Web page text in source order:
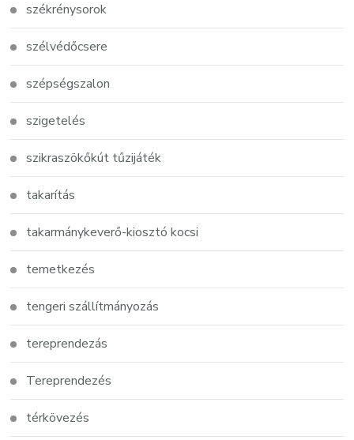
székrénysorok
szélvédőcsere
szépségszalon
szigetelés
szikraszökőkút tűzijáték
takarítás
takarmánykeverő-kiosztó kocsi
temetkezés
tengeri szállítmányozás
tereprendezás
Tereprendezés
térkövezés